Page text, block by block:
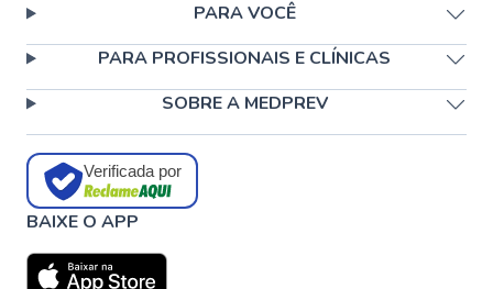
PARA VOCÊ
PARA PROFISSIONAIS E CLÍNICAS
SOBRE A MEDPREV
Verificada por
BAIXE O APP